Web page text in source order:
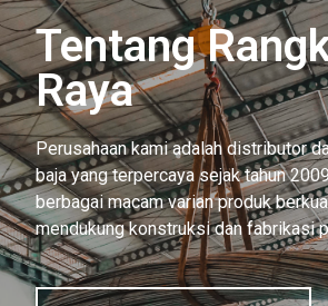
Tentang
Raya
Perusahaan kami adalah distributor
baja yang terpercaya sejak tahun
berbagai macam varian produk
mendukung konstruksi dan fabrikasi